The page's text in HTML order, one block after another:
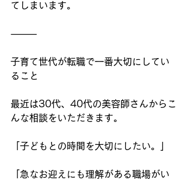
てしまいます。
⸻
子育て世代が転職で一番大切にしてい
ること
最近は30代、40代の美容師さんからこ
んな相談をいただきます。
「子どもとの時間を大切にしたい。」
「急なお迎えにも理解がある職場がい